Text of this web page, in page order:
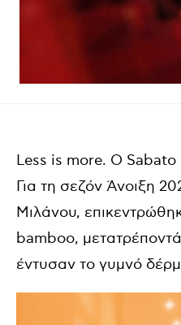
Less is more. Ο
Για τη σεζόν Άνοιξη
Μιλάνου,
bamboo,
έντυσαν το γυμνό